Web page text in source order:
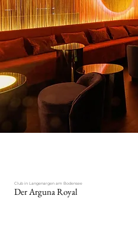
Club in Langenargen am Bodensee
Der Arguna Royal